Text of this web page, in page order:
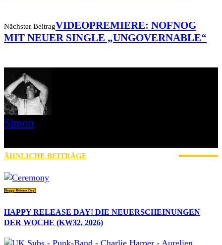
Nächster BeitragVIDEOPREMIERE: NOFNOG
MIT NEUER SINGLE „UNGOVERNABLE“
Simon
ÄHNLICHE BEITRÄGE
Happy Release Day!
HAPPY RELEASE DAY! DIE NEUERSCHEINUNGEN
DER WOCHE (KW32, 2026)